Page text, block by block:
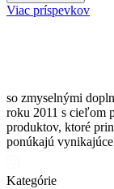
Viac príspevkov
so zmyselnými
roku 2011 s cieľom
produktov, ktoré
ponúkajú
Kategórie